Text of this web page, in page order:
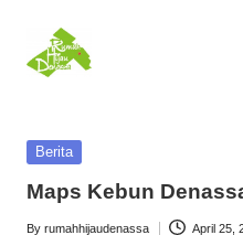
u
m
a
Harmoni
Posted
Berita
Maps Kebun
By rumahhijaudenassa April 25,